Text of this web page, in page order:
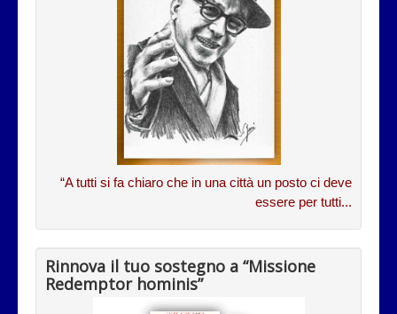
“A tutti si fa chiaro che in una città un posto ci deve
essere per tutti...
Rinnova il tuo sostegno a “Missione
Redemptor hominis”